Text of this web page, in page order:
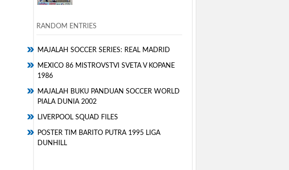
RANDOM ENTRIES
MAJALAH SOCCER SERIES: REAL MADRID
MEXICO 86 MISTROVSTVI SVETA V KOPANE
1986
MAJALAH BUKU PANDUAN SOCCER WORLD
PIALA DUNIA 2002
LIVERPOOL SQUAD FILES
POSTER TIM BARITO PUTRA 1995 LIGA
DUNHILL